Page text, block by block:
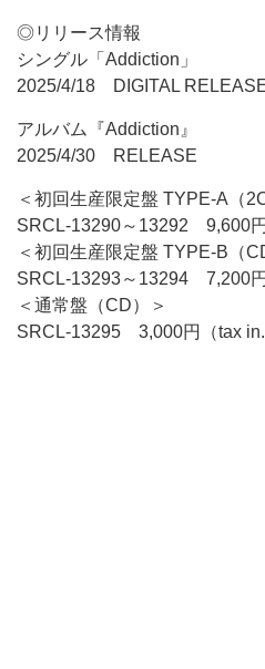
◎リリース情報
シングル「Addiction」
2025/4/18 DIGITAL
アルバム『Addiction』
2025/4/30 RELEASE
＜初回生産限定盤 TYPE-A（
SRCL-13290～13292 9,600円
＜初回生産限定盤 TYPE-B（
SRCL-13293～13294 7,200円
＜通常盤（CD）＞
SRCL-13295 3,000円（tax in.